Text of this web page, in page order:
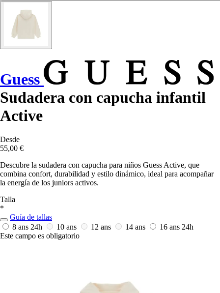
Guess
Sudadera con capucha infantil
Active
Desde
55,00 €
Descubre la sudadera con capucha para niños Guess Active, que
combina confort, durabilidad y estilo dinámico, ideal para acompañar
la energía de los juniors activos.
Talla
*
Guía de tallas
8 ans 24h 10 ans 12 ans 14 ans 16 ans 24h
Este campo es obligatorio